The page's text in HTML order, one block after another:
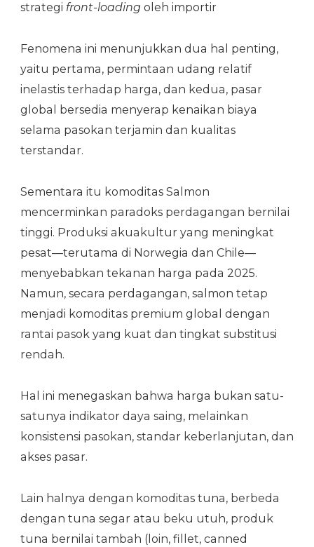
strategi front-loading oleh importir
Fenomena ini menunjukkan dua hal penting,
yaitu pertama, permintaan udang relatif
inelastis terhadap harga, dan kedua, pasar
global bersedia menyerap kenaikan biaya
selama pasokan terjamin dan kualitas
terstandar.
Sementara itu komoditas Salmon
mencerminkan paradoks perdagangan bernilai
tinggi. Produksi akuakultur yang meningkat
pesat—terutama di Norwegia dan Chile—
menyebabkan tekanan harga pada 2025.
Namun, secara perdagangan, salmon tetap
menjadi komoditas premium global dengan
rantai pasok yang kuat dan tingkat substitusi
rendah.
Hal ini menegaskan bahwa harga bukan satu-
satunya indikator daya saing, melainkan
konsistensi pasokan, standar keberlanjutan, dan
akses pasar.
Lain halnya dengan komoditas tuna, berbeda
dengan tuna segar atau beku utuh, produk
tuna bernilai tambah (loin, fillet, canned